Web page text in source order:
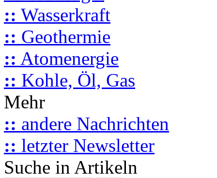
:: Wasserkraft
:: Geothermie
:: Atomenergie
:: Kohle, Öl, Gas
Mehr
:: andere Nachrichten
:: letzter Newsletter
Suche in Artikeln